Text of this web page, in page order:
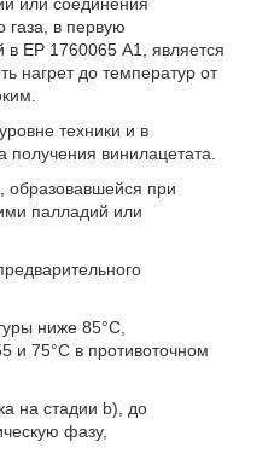
газа, в первую
в ЕР 1760065 А1, является
нагрет до температур от
техники и в
винилацетата.
образовавшейся при
палладий или
ниже 85°С,
и 75°С в противоточном
на стадии b), до
фазу,